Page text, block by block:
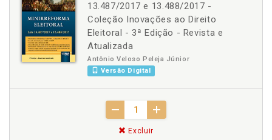
13.487/2017 e 13.488/2017 -
Coleção Inovações ao Direito
Eleitoral - 3ª Edição - Revista e
Atualizada
Antônio Veloso Peleja Júnior
Versão Digital
Excluir